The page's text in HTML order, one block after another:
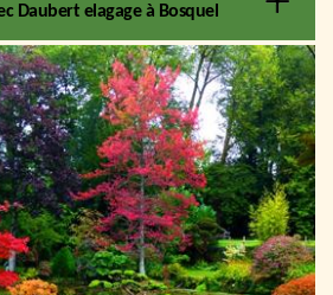
Daubert elagage à Bosquel